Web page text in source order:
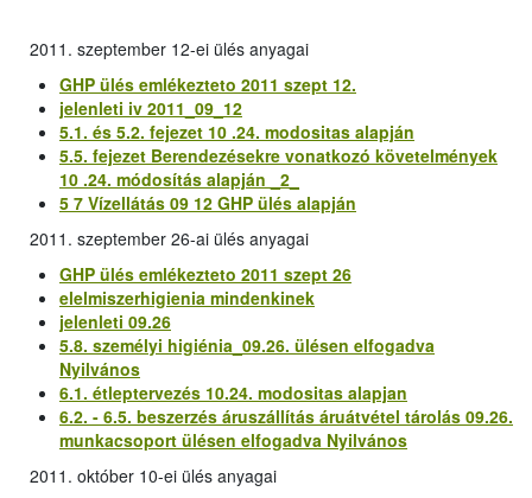
2011. szeptember 12-ei ülés anyagai
GHP ülés emlékezteto 2011 szept 12.
jelenleti iv 2011_09_12
5.1. és 5.2. fejezet 10 .24. modositas alapján
5.5. fejezet Berendezésekre vonatkozó követelmények
10 .24. módosítás alapján _2_
5 7 Vízellátás 09 12 GHP ülés alapján
2011. szeptember 26-ai ülés anyagai
GHP ülés emlékezteto 2011 szept 26
elelmiszerhigienia mindenkinek
jelenleti 09.26
5.8. személyi higiénia_09.26. ülésen elfogadva
Nyilvános
6.1. étleptervezés 10.24. modositas alapjan
6.2. - 6.5. beszerzés áruszállítás áruátvétel tárolás 09.26.
munkacsoport ülésen elfogadva Nyilvános
2011. október 10-ei ülés anyagai